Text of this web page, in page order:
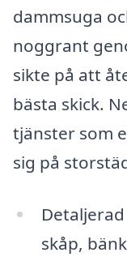
dammsuga
noggrant
sikte på att
bästa skick.
tjänster som
sig på
skåp,